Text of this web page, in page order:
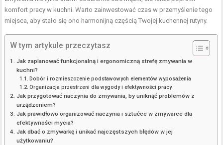
komfort pracy w kuchni. Warto zainwestować czas w przemyślenie tego
miejsca, aby stało się ono harmonijną częścią Twojej kuchennej rutyny.
W tym artykule przeczytasz
Jak zaplanować funkcjonalną i ergonomiczną strefę zmywania w
kuchni?
Dobór i rozmieszczenie podstawowych elementów wyposażenia
Organizacja przestrzeni dla wygody i efektywności pracy
Jak przygotować naczynia do zmywania, by uniknąć problemów z
urządzeniem?
Jak prawidłowo organizować naczynia i sztućce w zmywarce dla
efektywności mycia?
Jak dbać o zmywarkę i unikać najczęstszych błędów w jej
użytkowaniu?